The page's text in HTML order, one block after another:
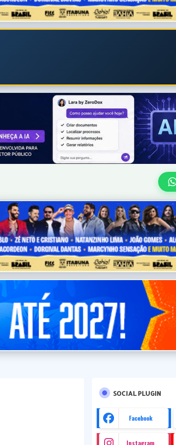
SOCIAL PLUGIN
Facebook
Instagram